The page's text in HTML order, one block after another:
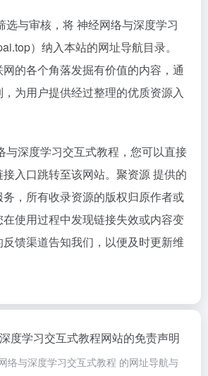
选与审核，将 神经网络与深度学习
）纳入本站的网址导航目录。
的各个角落发掘有价值的内容，通
为用户提供经过整理的优质资源入
与深度学习交互式教程，您可以直接
入口跳转至该网站。聚资源 提供的
，所有收录资源的版权归原作者或
使用过程中发现链接失效或内容变
馈渠道告知我们，以便及时更新维
度学习交互式教程网站的免责声明
络与深度学习交互式教程 的网址导航与